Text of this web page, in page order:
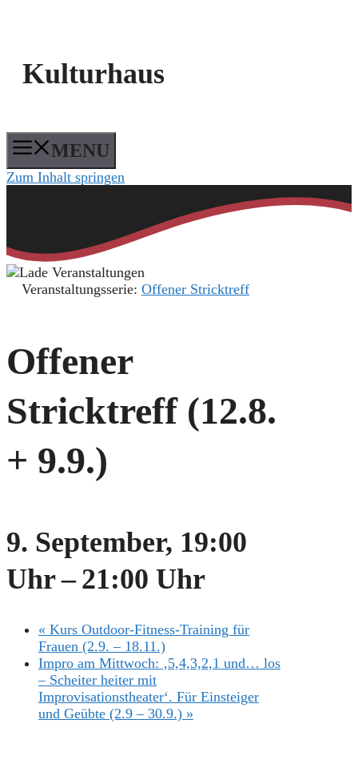
Kulturhaus
MENU
Zum Inhalt springen
Veranstaltungsserie: Offener Stricktreff
Offener
Stricktreff (12.8.
+ 9.9.)
9. September, 19:00
Uhr–21:00 Uhr
« Kurs Outdoor-Fitness-Training für
Frauen (2.9. – 18.11.)
Impro am Mittwoch: ‚5,4,3,2,1 und… los
– Scheiter heiter mit
Improvisationstheater‘. Für Einsteiger
und Geübte (2.9 – 30.9.) »